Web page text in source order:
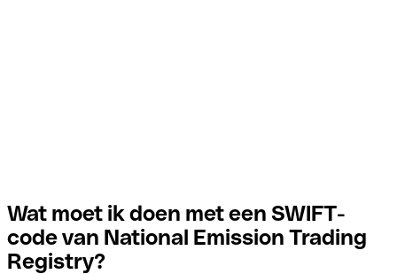
Wat moet ik doen met een SWIFT-
code van National Emission Trading
Registry?